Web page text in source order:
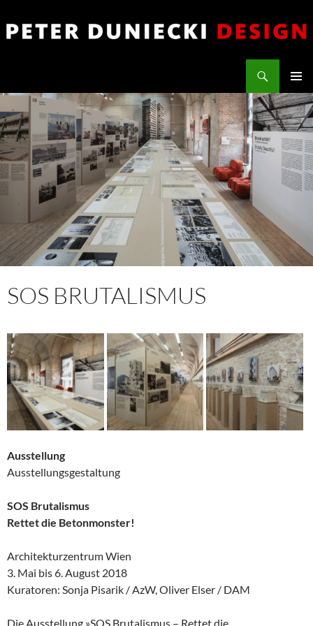
Inhalt
springen
MENÜ
SOS BRUTALISMUS
Ausstellung
Ausstellungsgestaltung
SOS Brutalismus
Rettet die Betonmonster!
Architekturzentrum Wien
3. Mai bis 6. August 2018
Kuratoren: Sonja Pisarik / AzW, Oliver Elser / DAM
Die Ausstellung »SOS Brutalismus – Rettet die